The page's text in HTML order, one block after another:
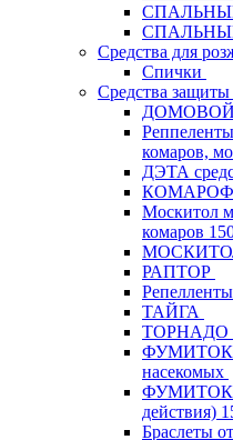
Средства для
Спички
Средства
ДОМОВОЙ
комаров,
ДЭТА
КОМАРОФФ
Москитол
комаров
МОСКИТОЛ
РАПТОР
ТАЙГА
ТОРНАДО
ФУМИТОКС
насекомых
ФУМИТОКС
действия)
Браслеты